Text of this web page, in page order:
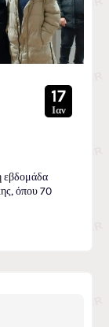
17
Ιαν
εβδομάδα
όπου 70